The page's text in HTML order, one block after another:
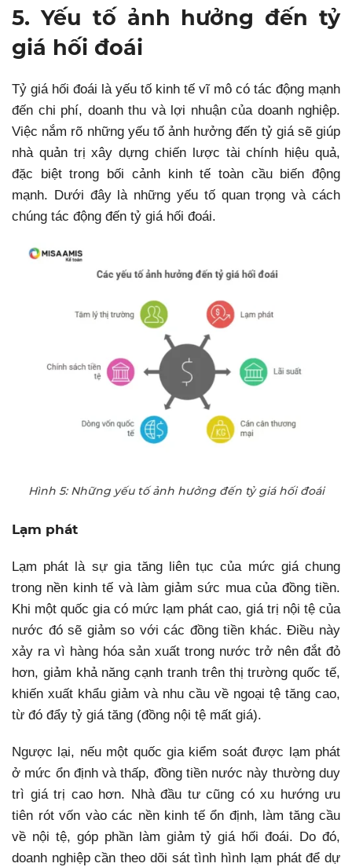
5. Yếu tố ảnh hưởng đến tỷ
giá hối đoái
Tỷ giá hối đoái là yếu tố kinh tế vĩ mô có tác động mạnh
đến chi phí, doanh thu và lợi nhuận của doanh nghiệp.
Việc nắm rõ những yếu tố ảnh hưởng đến tỷ giá sẽ giúp
nhà quản trị xây dựng chiến lược tài chính hiệu quả,
đặc biệt trong bối cảnh kinh tế toàn cầu biến động
mạnh. Dưới đây là những yếu tố quan trọng và cách
chúng tác động đến tỷ giá hối đoái.
Hình 5: Những yếu tố ảnh hưởng đến tỷ giá hối đoái
Lạm phát
Lạm phát là sự gia tăng liên tục của mức giá chung
trong nền kinh tế và làm giảm sức mua của đồng tiền.
Khi một quốc gia có mức lạm phát cao, giá trị nội tệ của
nước đó sẽ giảm so với các đồng tiền khác. Điều này
xảy ra vì hàng hóa sản xuất trong nước trở nên đắt đỏ
hơn, giảm khả năng cạnh tranh trên thị trường quốc tế,
khiến xuất khẩu giảm và nhu cầu về ngoại tệ tăng cao,
từ đó đẩy tỷ giá tăng (đồng nội tệ mất giá).
Ngược lại, nếu một quốc gia kiểm soát được lạm phát
ở mức ổn định và thấp, đồng tiền nước này thường duy
trì giá trị cao hơn. Nhà đầu tư cũng có xu hướng ưu
tiên rót vốn vào các nền kinh tế ổn định, làm tăng cầu
về nội tệ, góp phần làm giảm tỷ giá hối đoái. Do đó,
doanh nghiệp cần theo dõi sát tình hình lạm phát để dự